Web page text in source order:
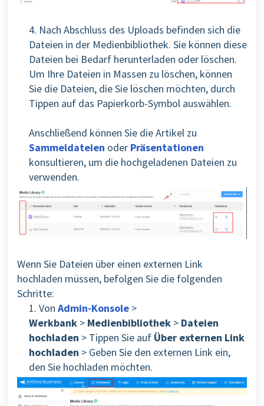
4. Nach Abschluss des Uploads befinden sich die
Dateien in der Medienbibliothek. Sie können diese
Dateien bei Bedarf herunterladen oder löschen.
Um Ihre Dateien in Massen zu löschen, können
Sie die Dateien, die Sie löschen möchten, durch
Tippen auf das Papierkorb-Symbol auswählen.
Anschließend können Sie die Artikel zu
Sammeldateien oder Präsentationen
konsultieren, um die hochgeladenen Dateien zu
verwenden.
Wenn Sie Dateien über einen externen Link
hochladen müssen, befolgen Sie die folgenden
Schritte:
1. Von Admin-Konsole >
Werkbank > Medienbibliothek > Dateien
hochladen > Tippen Sie auf Über externen Link
hochladen > Geben Sie den externen Link ein,
den Sie hochladen möchten.